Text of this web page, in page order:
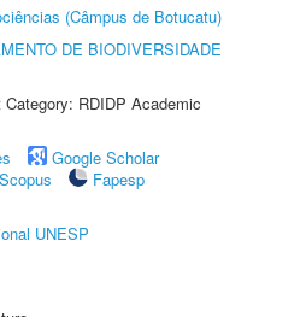
(Câmpus de Botucatu)
DE BIODIVERSIDADE
RDIDP Academic
Google Scholar
Scopus
Fapesp
UNESP